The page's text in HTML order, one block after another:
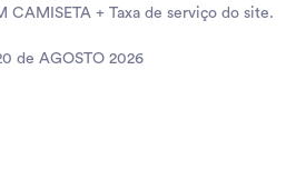
CAMISETA + Taxa de serviço do site.
de AGOSTO 2026